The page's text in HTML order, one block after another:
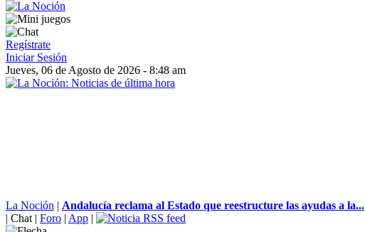
Regístrate
Iniciar Sesión
Jueves, 06 de Agosto de 2026 - 8:48 am
La Noción | Andalucía reclama al Estado que reestructure las ayudas a la...
| Chat | Foro | App |